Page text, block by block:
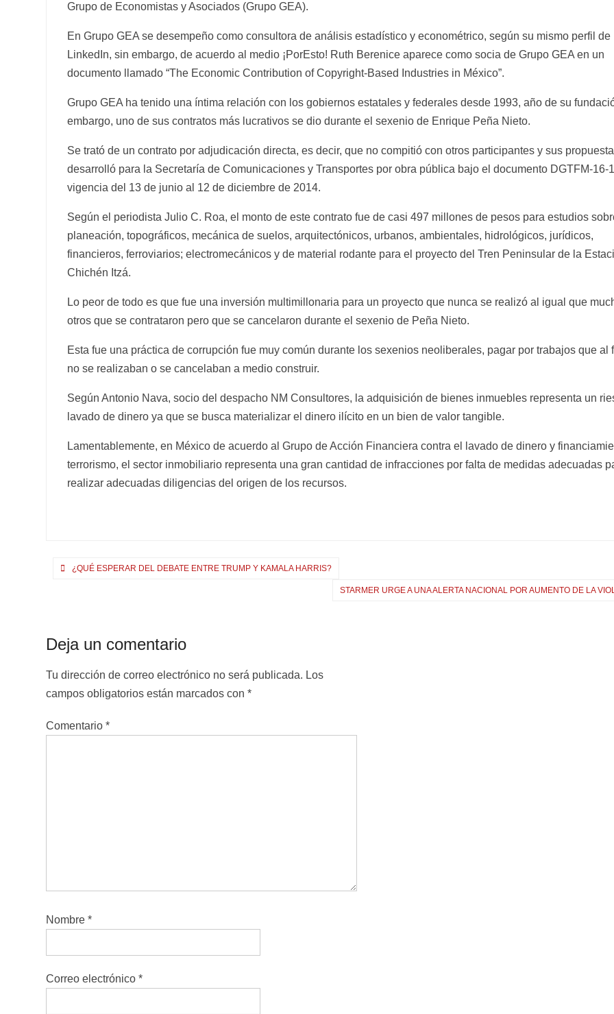
Grupo de Economistas y Asociados (Grupo GEA).
En Grupo GEA se desempeño como consultora de análisis estadístico y econométrico, según su mismo perfil de
LinkedIn, sin embargo, de acuerdo al medio ¡PorEsto! Ruth Berenice aparece como socia de Grupo GEA en un
documento llamado “The Economic Contribution of Copyright-Based Industries in México”.
Grupo GEA ha tenido una íntima relación con los gobiernos estatales y federales desde 1993, año de su
embargo, uno de sus contratos más lucrativos se dio durante el sexenio de Enrique Peña Nieto.
Se trató de un contrato por adjudicación directa, es decir, que no compitió con otros participantes y sus
desarrolló para la Secretaría de Comunicaciones y Transportes por obra pública bajo el documento DGTFM-16-
vigencia del 13 de junio al 12 de diciembre de 2014.
Según el periodista Julio C. Roa, el monto de este contrato fue de casi 497 millones de pesos para estudios
planeación, topográficos, mecánica de suelos, arquitectónicos, urbanos, ambientales, hidrológicos, jurídicos,
financieros, ferroviarios; electromecánicos y de material rodante para el proyecto del Tren Peninsular de la
Chichén Itzá.
Lo peor de todo es que fue una inversión multimillonaria para un proyecto que nunca se realizó al igual que
otros que se contrataron pero que se cancelaron durante el sexenio de Peña Nieto.
Esta fue una práctica de corrupción fue muy común durante los sexenios neoliberales, pagar por trabajos que al
no se realizaban o se cancelaban a medio construir.
Según Antonio Nava, socio del despacho NM Consultores, la adquisición de bienes inmuebles representa un
lavado de dinero ya que se busca materializar el dinero ilícito en un bien de valor tangible.
Lamentablemente, en México de acuerdo al Grupo de Acción Financiera contra el lavado de dinero y
terrorismo, el sector inmobiliario representa una gran cantidad de infracciones por falta de medidas adecuadas
realizar adecuadas diligencias del origen de los recursos.
Navegación
¿QUÉ ESPERAR DEL DEBATE ENTRE TRUMP Y KAMALA HARRIS?
STARMER URGE A UNA ALERTA NACIONAL POR AUMENTO DE LA
Deja un comentario
Tu dirección de correo electrónico no será publicada. Los
campos obligatorios están marcados con*
Comentario*
Nombre*
Correo electrónico*